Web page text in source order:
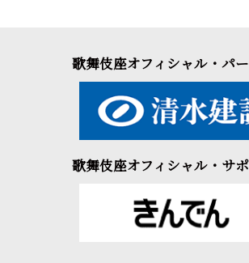
歌舞伎座オフィシャル・パ
歌舞伎座オフィシャル・サ